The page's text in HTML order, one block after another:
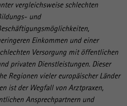
vergleichsweise schlechten
und
Einkommen und einer
Versorgung mit öffentlichen
privaten Dienstleistungen. Dieser
Regionen vieler europäischer Länder
ist der Wegfall von Arztpraxen,
Ansprechpartnern und